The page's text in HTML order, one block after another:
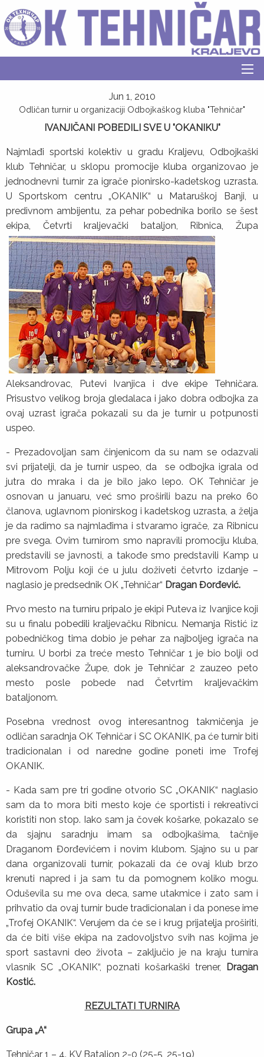
Jun 1, 2010
Odličan turnir u organizaciji Odbojkaškog kluba "Tehničar"
IVANJIČANI POBEDILI SVE U "OKANIKU"
Najmlađi sportski kolektiv u gradu Kraljevu, Odbojkaški
klub Tehničar, u sklopu promocije kluba organizovao je
jednodnevni turnir za igrače pionirsko-kadetskog uzrasta.
U Sportskom centru „OKANIK“ u Mataruškoj Banji, u
predivnom ambijentu, za pehar pobednika borilo se šest
ekipa, Četvrti kraljevački bataljon, Ribnica, Župa
Aleksandrovac, Putevi Ivanjica i dve ekipe Tehničara.
Prisustvo velikog broja gledalaca i jako dobra odbojka za
ovaj uzrast igrača pokazali su da je turnir u potpunosti
uspeo.
- Prezadovoljan sam činjenicom da su nam se odazvali
svi prijatelji, da je turnir uspeo, da se odbojka igrala od
jutra do mraka i da je bilo jako lepo. OK Tehničar je
osnovan u januaru, već smo proširili bazu na preko 60
članova, uglavnom pionirskog i kadetskog uzrasta, a želja
je da radimo sa najmlađima i stvaramo igrače, za Ribnicu
pre svega. Ovim turnirom smo napravili promociju kluba,
predstavili se javnosti, a takođe smo predstavili Kamp u
Mitrovom Polju koji će u julu doživeti četvrto izdanje –
naglasio je predsednik OK „Tehničar“ Dragan Đorđević.
Prvo mesto na turniru pripalo je ekipi Puteva iz Ivanjice koji
su u finalu pobedili kraljevačku Ribnicu. Nemanja Ristić iz
pobedničkog tima dobio je pehar za najboljeg igrača na
turniru. U borbi za treće mesto Tehničar 1 je bio bolji od
aleksandrovačke Župe, dok je Tehničar 2 zauzeo peto
mesto posle pobede nad Četvrtim kraljevačkim
bataljonom.
Posebna vrednost ovog interesantnog takmičenja je
odličan saradnja OK Tehničar i SC OKANIK, pa će turnir biti
tradicionalan i od naredne godine poneti ime Trofej
OKANIK.
- Kada sam pre tri godine otvorio SC „OKANIK“ naglasio
sam da to mora biti mesto koje će sportisti i rekreativci
koristiti non stop. Iako sam ja čovek košarke, pokazalo se
da sjajnu saradnju imam sa odbojkašima, tačnije
Draganom Đorđevićem i novim klubom. Sjajno su u par
dana organizovali turnir, pokazali da će ovaj klub brzo
krenuti napred i ja sam tu da pomognem koliko mogu.
Oduševila su me ova deca, same utakmice i zato sam i
prihvatio da ovaj turnir bude tradicionalan i da ponese ime
„Trofej OKANIK“. Verujem da će se i krug prijatelja proširiti,
da će biti više ekipa na zadovoljstvo svih nas kojima je
sport sastavni deo života – zaključio je na kraju turnira
vlasnik SC „OKANIK“, poznati košarkaški trener,
Dragan
Kostić.
REZULTATI TURNIRA
Grupa „A“
Tehničar 1 – 4. KV Bataljon 2-0 (25-5, 25-19)